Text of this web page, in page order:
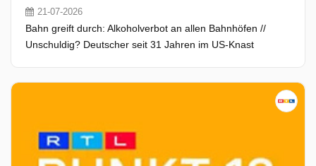
21-07-2026
Bahn greift durch: Alkoholverbot an allen Bahnhöfen //
Unschuldig? Deutscher seit 31 Jahren im US-Knast